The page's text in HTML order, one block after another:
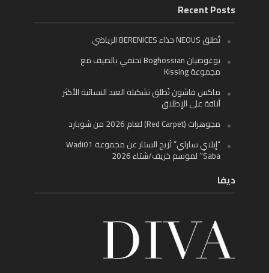
Recent Posts
تُطلق NEOUS حذاء BERENICES الرياضي
بوغوصيان Boghossian تحتفي بالصيف مع
مجموعة Kissing
ماكس فاشون تُطلق تشكيلة العيد النسائية الأكثر
أناقة على الإطلاق
مجوهرات (Red Carpet) لعام 2026 من شوبارد
“إيلاي ساراي” تُزيح الستار عن مجموعة Wadi01
‘Saba’ لموسم خريف/شتاء 2026
ديفا